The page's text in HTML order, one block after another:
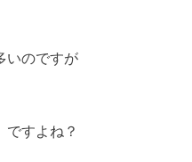
いのですが
ですよね？